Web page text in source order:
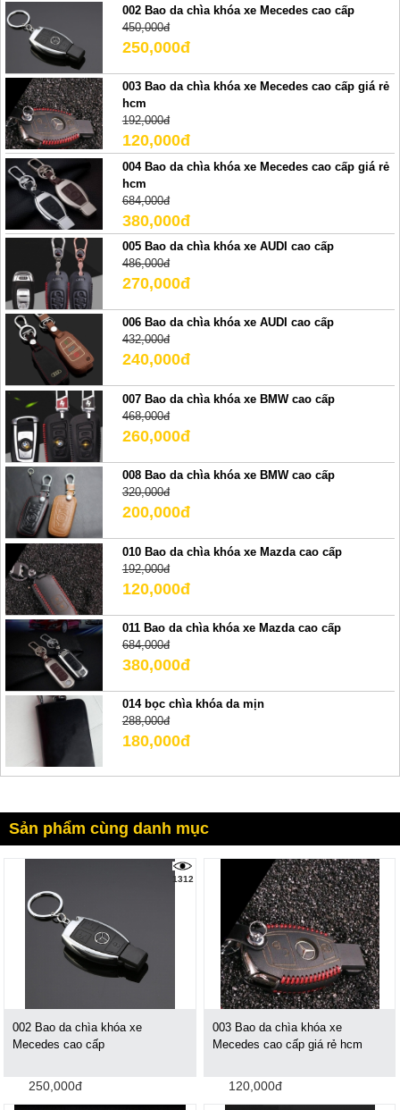
002 Bao da chìa khóa xe Mecedes cao cấp
450,000đ
250,000đ
003 Bao da chìa khóa xe Mecedes cao cấp giá rẻ
hcm
192,000đ
120,000đ
004 Bao da chìa khóa xe Mecedes cao cấp giá rẻ
hcm
684,000đ
380,000đ
005 Bao da chìa khóa xe AUDI cao cấp
486,000đ
270,000đ
006 Bao da chìa khóa xe AUDI cao cấp
432,000đ
240,000đ
007 Bao da chìa khóa xe BMW cao cấp
468,000đ
260,000đ
008 Bao da chìa khóa xe BMW cao cấp
320,000đ
200,000đ
010 Bao da chìa khóa xe Mazda cao cấp
192,000đ
120,000đ
011 Bao da chìa khóa xe Mazda cao cấp
684,000đ
380,000đ
014 bọc chìa khóa da mịn
288,000đ
180,000đ
Sản phẩm cùng danh mục
1312
002 Bao da chìa khóa xe
Mecedes cao cấp
250,000đ
003 Bao da chìa khóa xe
Mecedes cao cấp giá rẻ hcm
120,000đ